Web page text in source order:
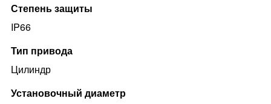
Степень защиты
IP66
Тип привода
Цилиндр
Установочный диаметр